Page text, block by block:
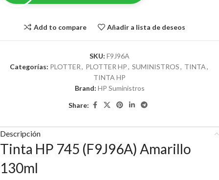
Add to compare Añadir a lista de deseos
SKU: F9J96A
Categorías: PLOTTER, PLOTTER HP, SUMINISTROS, TINTA,
TINTA HP
Brand: HP Suministros
Share:
Descripción
Tinta HP 745 (F9J96A) Amarillo
130ml